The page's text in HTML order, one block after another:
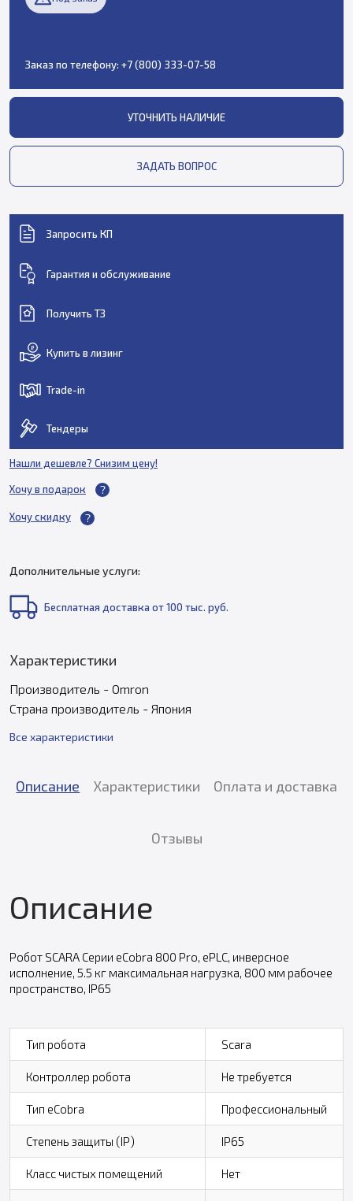
Заказ по телефону: +7 (800) 333-07-58
УТОЧНИТЬ НАЛИЧИЕ
ЗАДАТЬ ВОПРОС
Запросить КП
Гарантия и обслуживание
Получить ТЗ
Купить в лизинг
Trade-in
Тендеры
Нашли дешевле? Снизим цену!
Хочу в подарок
Хочу скидку
Дополнительные услуги:
Бесплатная доставка от 100 тыс. руб.
Характеристики
Производитель - Omron
Страна производитель - Япония
Все характеристики
Описание Характеристики Оплата и доставка
Отзывы
Описание
Робот SCARA Серии eCobra 800 Pro, ePLC, инверсное
исполнение, 5.5 кг максимальная нагрузка, 800 мм рабочее
пространство, IP65
Тип робота Scara
Контроллер робота Не требуется
Тип eCobra Профессиональный
Степень защиты (IP) IP65
Класс чистых помещений Нет